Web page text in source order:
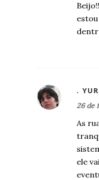
.
26 de
As
ele